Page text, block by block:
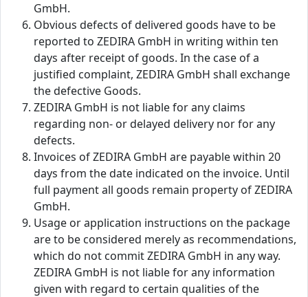
GmbH.
Obvious defects of delivered goods have to be
reported to ZEDIRA GmbH in writing within ten
days after receipt of goods. In the case of a
justified complaint, ZEDIRA GmbH shall exchange
the defective Goods.
ZEDIRA GmbH is not liable for any claims
regarding non- or delayed delivery nor for any
defects.
Invoices of ZEDIRA GmbH are payable within 20
days from the date indicated on the invoice. Until
full payment all goods remain property of ZEDIRA
GmbH.
Usage or application instructions on the package
are to be considered merely as recommendations,
which do not commit ZEDIRA GmbH in any way.
ZEDIRA GmbH is not liable for any information
given with regard to certain qualities of the